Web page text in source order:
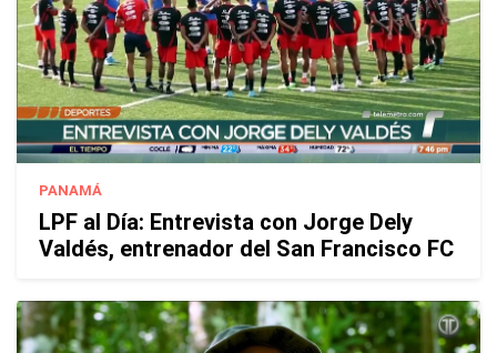
PANAMÁ
LPF al Día: Entrevista con Jorge Dely
Valdés, entrenador del San Francisco FC